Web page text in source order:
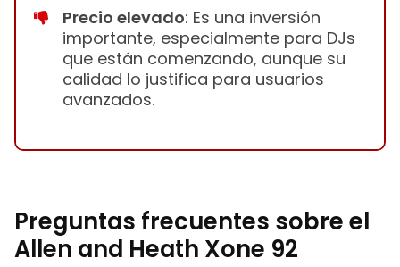
Precio elevado: Es una inversión
importante, especialmente para DJs
que están comenzando, aunque su
calidad lo justifica para usuarios
avanzados.
Preguntas frecuentes sobre el
Allen and Heath Xone 92